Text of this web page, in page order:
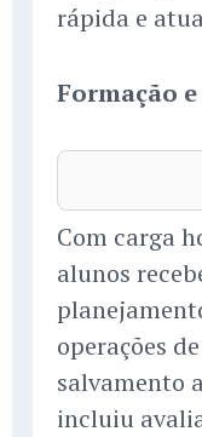
rápida e
Formação
Com carga
alunos
operações
salvamento
incluiu